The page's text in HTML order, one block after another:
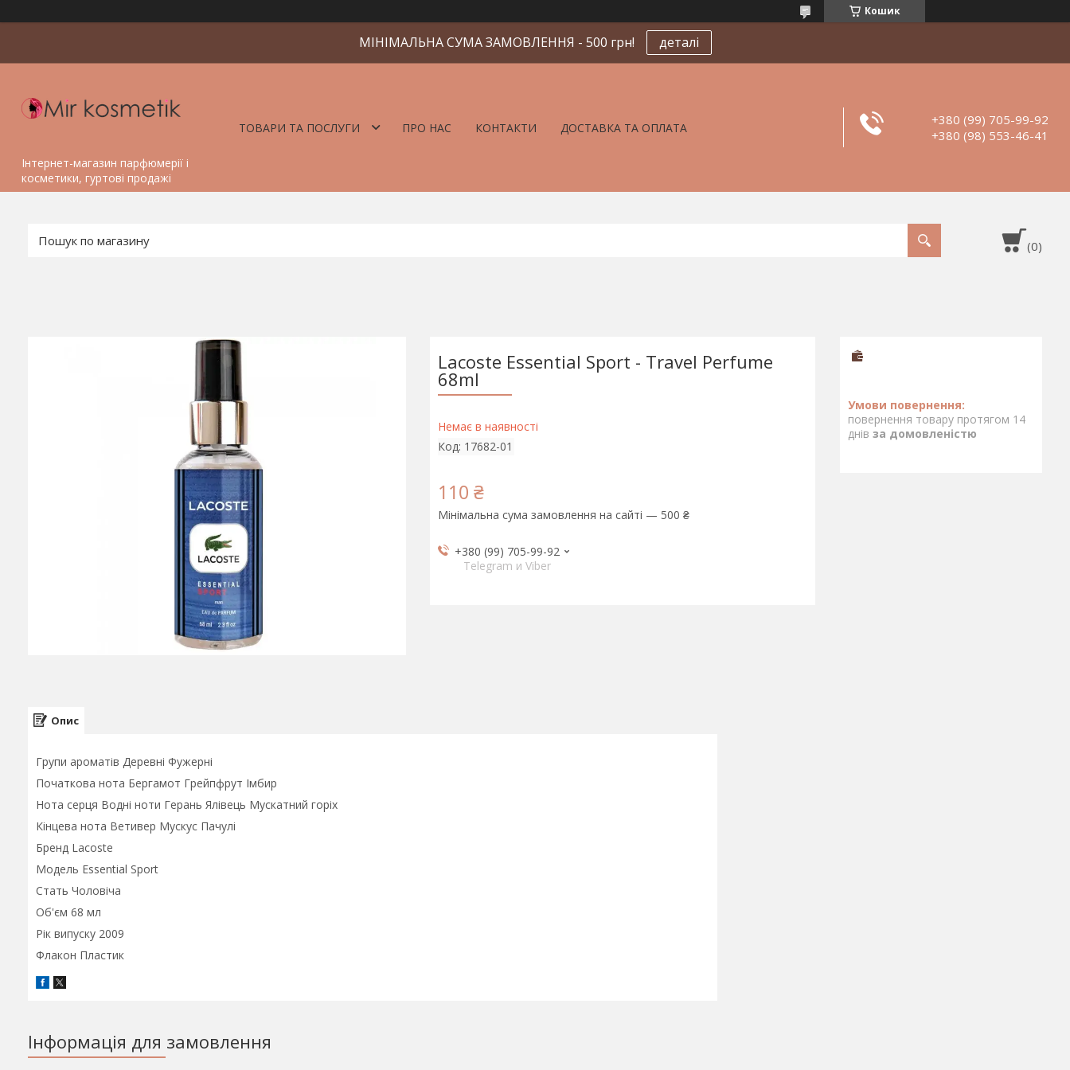
Кошик
МІНІМАЛЬНА СУМА ЗАМОВЛЕННЯ - 500 грн! деталі
Інтернет-магазин парфюмерії і
косметики, гуртові продажі
ТОВАРИ ТА ПОСЛУГИ ПРО НАС КОНТАКТИ ДОСТАВКА ТА ОПЛАТА
+380 (99) 705-99-92
+380 (98) 553-46-41
Lacoste Essential Sport - Travel Perfume
68ml
Немає в наявності
Код: 17682-01
110 ₴
Мінімальна сума замовлення на сайті — 500 ₴
+380 (99) 705-99-92
Telegram и Viber
повернення товару протягом 14
днів за домовленістю
Опис
Групи ароматів Деревні Фужерні
Початкова нота Бергамот Грейпфрут Імбир
Нота серця Водні ноти Герань Ялівець Мускатний горіх
Кінцева нота Ветивер Мускус Пачулі
Бренд Lacoste
Модель Essential Sport
Стать Чоловіча
Об'єм 68 мл
Рік випуску 2009
Флакон Пластик
Інформація для замовлення